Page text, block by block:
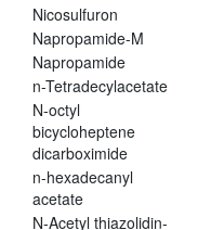
Nicosulfuron
Napropamide-M
Napropamide
n-Tetradecylacetate
N-octyl
bicycloheptene
dicarboximide
n-hexadecanyl
acetate
N-Acetyl thiazolidin-